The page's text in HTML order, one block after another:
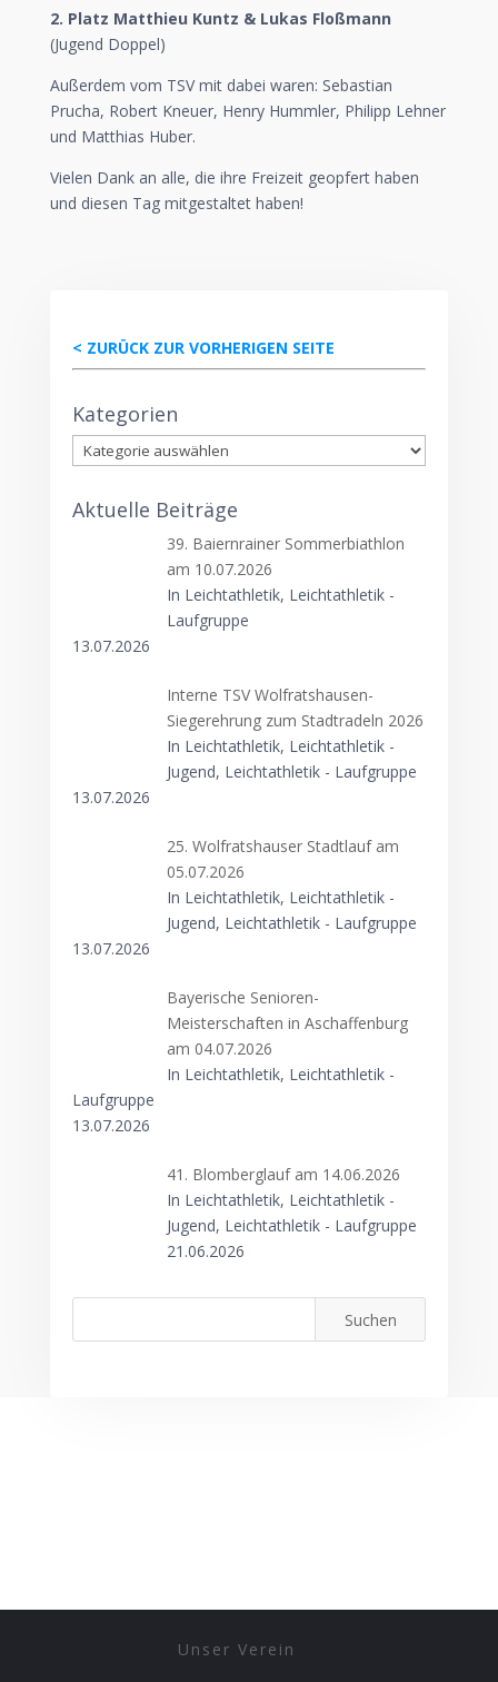
2. Platz Matthieu Kuntz & Lukas Floßmann
(Jugend Doppel)
Außerdem vom TSV mit dabei waren: Sebastian
Prucha, Robert Kneuer, Henry Hummler, Philipp Lehner
und Matthias Huber.
Vielen Dank an alle, die ihre Freizeit geopfert haben
und diesen Tag mitgestaltet haben!
< ZURÜCK ZUR VORHERIGEN SEITE
Kategorien
Kategorien
Aktuelle Beiträge
39. Baiernrainer Sommerbiathlon
am 10.07.2026
In Leichtathletik, Leichtathletik -
Laufgruppe
13.07.2026
Interne TSV Wolfratshausen-
Siegerehrung zum Stadtradeln 2026
In Leichtathletik, Leichtathletik -
Jugend, Leichtathletik - Laufgruppe
13.07.2026
25. Wolfratshauser Stadtlauf am
05.07.2026
In Leichtathletik, Leichtathletik -
Jugend, Leichtathletik - Laufgruppe
13.07.2026
Bayerische Senioren-
Meisterschaften in Aschaffenburg
am 04.07.2026
In Leichtathletik, Leichtathletik -
Laufgruppe
13.07.2026
41. Blomberglauf am 14.06.2026
In Leichtathletik, Leichtathletik -
Jugend, Leichtathletik - Laufgruppe
21.06.2026
Unser Verein